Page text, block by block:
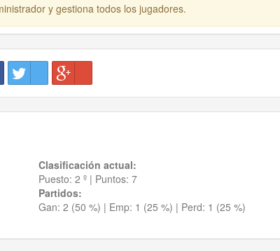
y gestiona todos los jugadores.
Clasificación actual:
Puesto: 2 º | Puntos: 7
Partidos:
Gan: 2 (50 %) | Emp: 1 (25 %) | Perd: 1 (25 %)